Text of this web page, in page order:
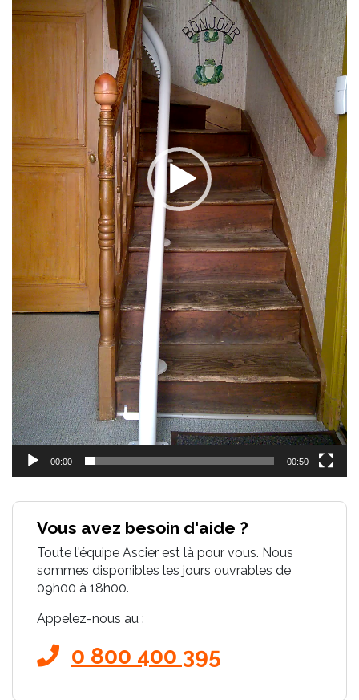
00:00 00:50
Vous avez besoin d'aide ?
Toute l'équipe Ascier est là pour vous. Nous
sommes disponibles les jours ouvrables de
09h00 à 18h00.
Appelez-nous au :
0 800 400 395